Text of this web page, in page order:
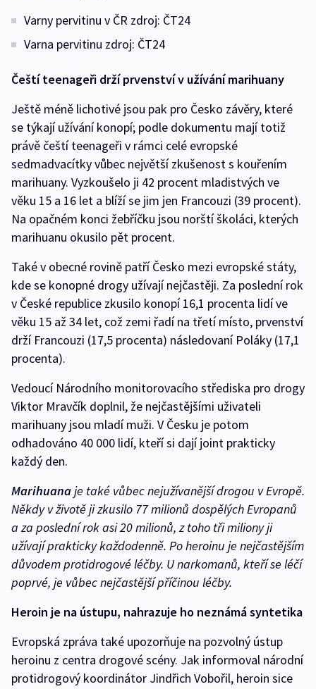
Varny pervitinu v ČR zdroj: ČT24
Varna pervitinu zdroj: ČT24
Čeští teenageři drží prvenství v užívání marihuany
Ještě méně lichotivé jsou pak pro Česko závěry, které
se týkají užívání konopí; podle dokumentu mají totiž
právě čeští teenageři v rámci celé evropské
sedmadvacítky vůbec největší zkušenost s kouřením
marihuany. Vyzkoušelo ji 42 procent mladistvých ve
věku 15 a 16 let a blíží se jim jen Francouzi (39 procent).
Na opačném konci žebříčku jsou norští školáci, kterých
marihuanu okusilo pět procent.
Také v obecné rovině patří Česko mezi evropské státy,
kde se konopné drogy užívají nejčastěji. Za poslední rok
v České republice zkusilo konopí 16,1 procenta lidí ve
věku 15 až 34 let, což zemi řadí na třetí místo, prvenství
drží Francouzi (17,5 procenta) následovaní Poláky (17,1
procenta).
Vedoucí Národního monitorovacího střediska pro drogy
Viktor Mravčík doplnil, že nejčastějšími uživateli
marihuany jsou mladí muži. V Česku je potom
odhadováno 40 000 lidí, kteří si dají joint prakticky
každý den.
Marihuanaje také vůbec nejužívanější drogou v Evropě.
Někdy v životě ji zkusilo 77 milionů dospělých Evropanů
a za poslední rok asi 20 milionů, z toho tři miliony ji
užívají prakticky každodenně. Po heroinu je nejčastějším
důvodem protidrogové léčby. U narkomanů, kteří se léčí
poprvé, je vůbec nejčastější příčinou léčby.
Heroin je na ústupu, nahrazuje ho neznámá syntetika
Evropská zpráva také upozorňuje na pozvolný ústup
heroinu z centra drogové scény. Jak informoval národní
protidrogový koordinátor Jindřich Vobořil, heroin sice